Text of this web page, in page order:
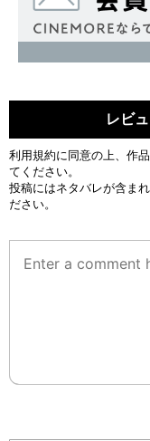
レビ
利用規約に同意の上、作
てください。
投稿にはネタバレが含ま
ださい。